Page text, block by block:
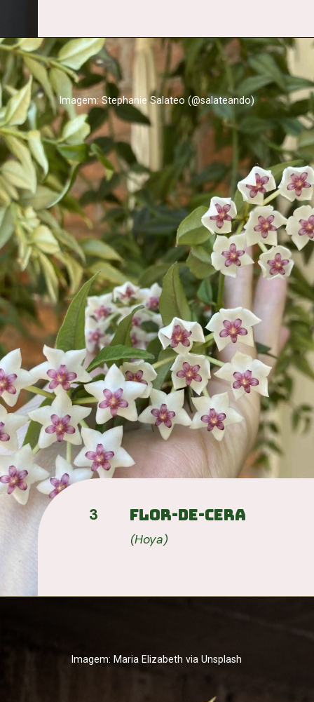
3 Flor-de-cera
(Hoya)
Imagem: Stephanie Salateo (@salateando)
Imagem: Maria Elizabeth via Unsplash